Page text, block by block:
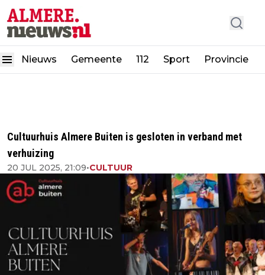
Nieuws Gemeente 112 Sport Provincie
Cultuurhuis Almere Buiten is gesloten in verband met
verhuizing
20 JUL 2025, 21:09•CULTUUR